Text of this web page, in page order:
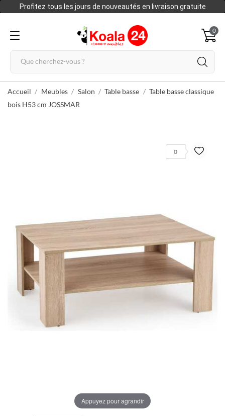
Profitez tous les jours de nouveautés en livraison gratuite
0
Accueil Meubles Salon Table basse
Table basse classique
bois H53 cm JOSSMAR
Appuyez pour agrandir
0